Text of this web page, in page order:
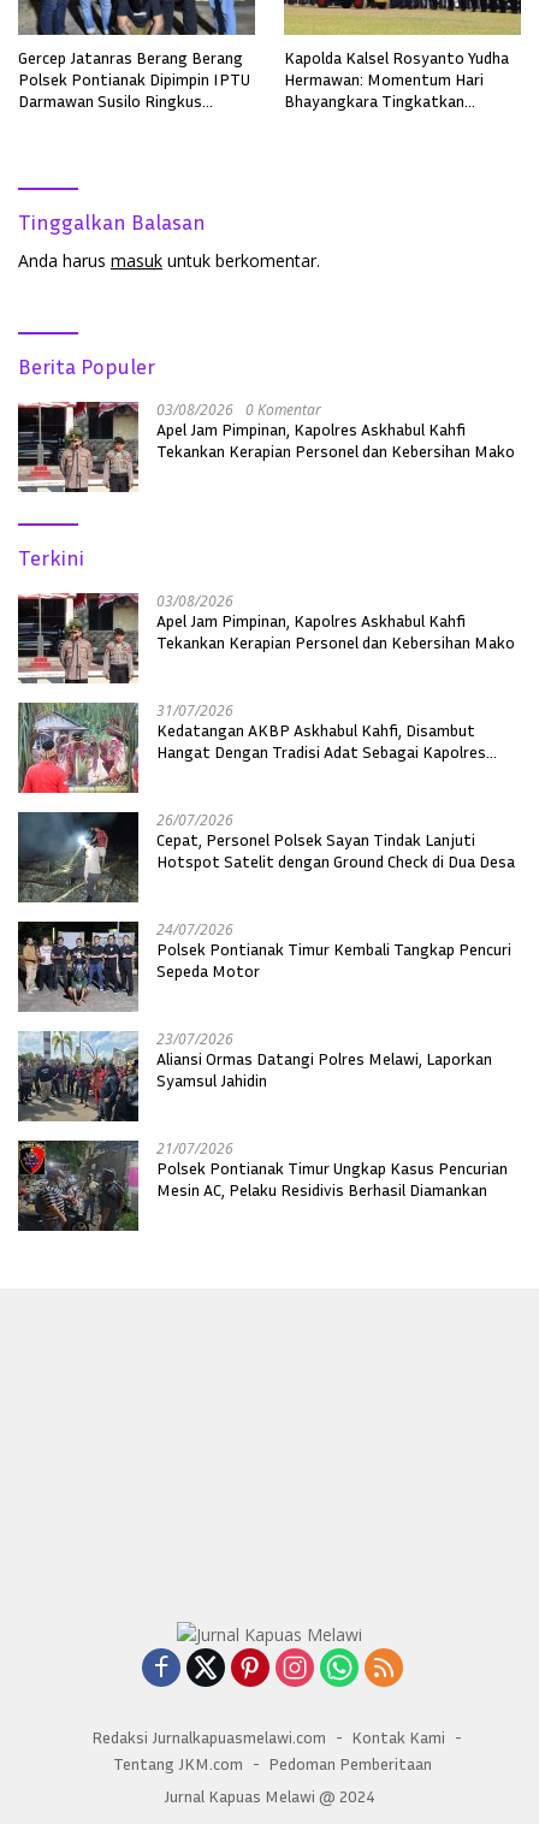
Gercep Jatanras Berang Berang
Polsek Pontianak Dipimpin IPTU
Darmawan Susilo Ringkus
Kapolda Kalsel Rosyanto Yudha
Hermawan: Momentum Hari
Bhayangkara Tingkatkan
Tinggalkan Balasan
Anda harus masuk untuk berkomentar.
Berita Populer
03/08/2026 0 Komentar
Apel Jam Pimpinan, Kapolres Askhabul Kahfi
Tekankan Kerapian Personel dan Kebersihan Mako
Terkini
03/08/2026
Apel Jam Pimpinan, Kapolres Askhabul Kahfi
Tekankan Kerapian Personel dan Kebersihan Mako
31/07/2026
Kedatangan AKBP Askhabul Kahfi, Disambut
Hangat Dengan Tradisi Adat Sebagai Kapolres
26/07/2026
Cepat, Personel Polsek Sayan Tindak Lanjuti
Hotspot Satelit dengan Ground Check di Dua Desa
24/07/2026
Polsek Pontianak Timur Kembali Tangkap Pencuri
Sepeda Motor
23/07/2026
Aliansi Ormas Datangi Polres Melawi, Laporkan
Syamsul Jahidin
21/07/2026
Polsek Pontianak Timur Ungkap Kasus Pencurian
Mesin AC, Pelaku Residivis Berhasil Diamankan
Redaksi Jurnalkapuasmelawi.com
Kontak Kami
Tentang JKM.com
Pedoman Pemberitaan
Jurnal Kapuas Melawi @ 2024